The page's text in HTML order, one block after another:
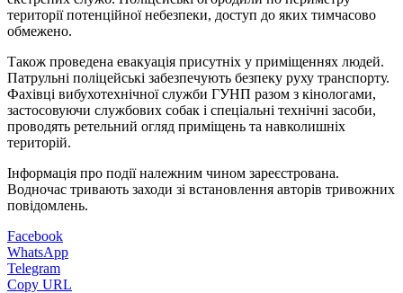
території потенційної небезпеки, доступ до яких тимчасово
обмежено.
Також проведена евакуація присутніх у приміщеннях людей.
Патрульні поліцейські забезпечують безпеку руху транспорту.
Фахівці вибухотехнічної служби ГУНП разом з кінологами,
застосовуючи службових собак і спеціальні технічні засоби,
проводять ретельний огляд приміщень та навколишніх
територій.
Інформація про події належним чином зареєстрована.
Водночас тривають заходи зі встановлення авторів тривожних
повідомлень.
Facebook
WhatsApp
Telegram
Copy URL